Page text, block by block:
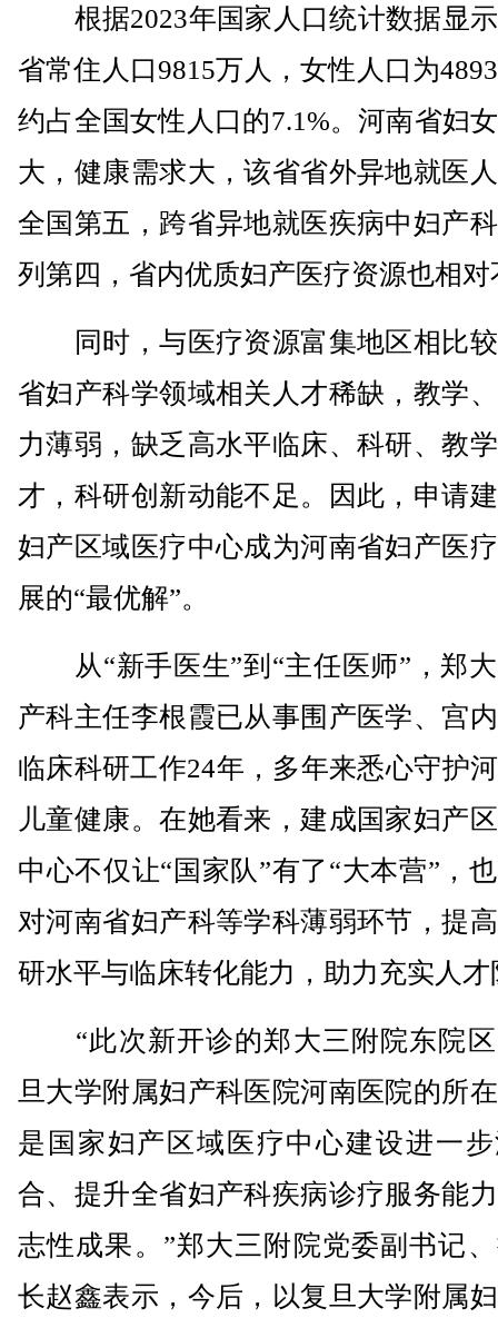
根据2023年国家人口统计数据显
省常住人口9815万人，女性人口为
约占全国女性人口的7.1%。河南省妇
大，健康需求大，该省省外异地就医
全国第五，跨省异地就医疾病中妇产
列第四，省内优质妇产医疗资源也相对
同时，与医疗资源富集地区相比
省妇产科学领域相关人才稀缺，教学
力薄弱，缺乏高水平临床、科研、教
才，科研创新动能不足。因此，申请
妇产区域医疗中心成为河南省妇产医
展的“最优解”。
从“新手医生”到“主任医师”，郑
产科主任李根霞已从事围产医学、宫
临床科研工作24年，多年来悉心守护
儿童健康。在她看来，建成国家妇产
中心不仅让“国家队”有了“大本营”，
对河南省妇产科等学科薄弱环节，提
研水平与临床转化能力，助力充实人才
“此次新开诊的郑大三附院东院区
旦大学附属妇产科医院河南医院的所
是国家妇产区域医疗中心建设进一
合、提升全省妇产科疾病诊疗服务能
志性成果。”郑大三附院党委副书记
长赵鑫表示，今后，以复旦大学附属